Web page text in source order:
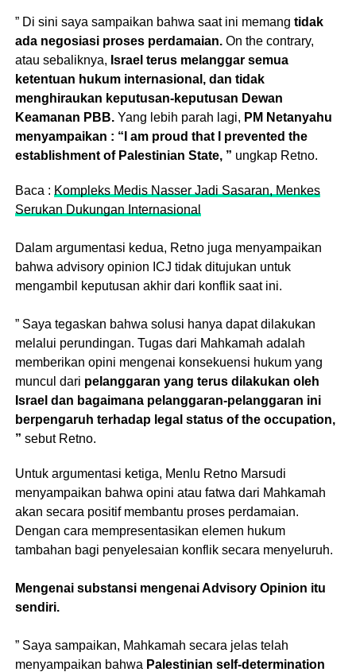
” Di sini saya sampaikan bahwa saat ini memang tidak
ada negosiasi proses perdamaian. On the contrary,
atau sebaliknya, Israel terus melanggar semua
ketentuan hukum internasional, dan tidak
menghiraukan keputusan-keputusan Dewan
Keamanan PBB.Yang lebih parah lagi, PM Netanyahu
menyampaikan : “I am proud that I prevented the
establishment of Palestinian State, ” ungkap Retno.
Baca : Kompleks Medis Nasser Jadi Sasaran, Menkes
Serukan Dukungan Internasional
Dalam argumentasi kedua, Retno juga menyampaikan
bahwa advisory opinion ICJ tidak ditujukan untuk
mengambil keputusan akhir dari konflik saat ini.
” Saya tegaskan bahwa solusi hanya dapat dilakukan
melalui perundingan. Tugas dari Mahkamah adalah
memberikan opini mengenai konsekuensi hukum yang
muncul dari pelanggaran yang terus dilakukan oleh
Israel dan bagaimana pelanggaran-pelanggaran ini
berpengaruh terhadap legal status of the occupation,
” sebut Retno.
Untuk argumentasi ketiga, Menlu Retno Marsudi
menyampaikan bahwa opini atau fatwa dari Mahkamah
akan secara positif membantu proses perdamaian.
Dengan cara mempresentasikan elemen hukum
tambahan bagi penyelesaian konflik secara menyeluruh.
Mengenai substansi mengenai Advisory Opinion itu
sendiri.
” Saya sampaikan, Mahkamah secara jelas telah
menyampaikan bahwa Palestinian self-determination